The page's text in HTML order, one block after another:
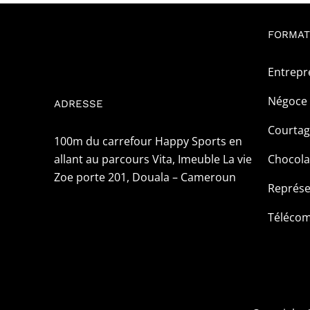
ADRESSE
100m du carrefour Happy Sports en
allant au parcours Vita, Imeuble La vie
Zoe porte 201, Douala – Cameroun